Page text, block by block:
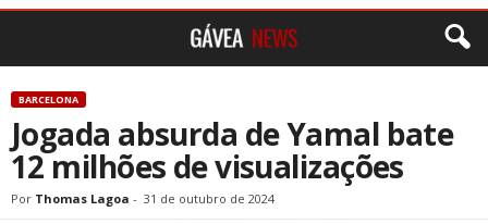
BARCELONA
Jogada absurda de Yamal bate
12 milhões de visualizações
Por Thomas Lagoa - 31 de outubro de 2024